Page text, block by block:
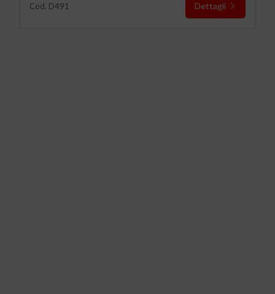
Cod. D491 Dettagli